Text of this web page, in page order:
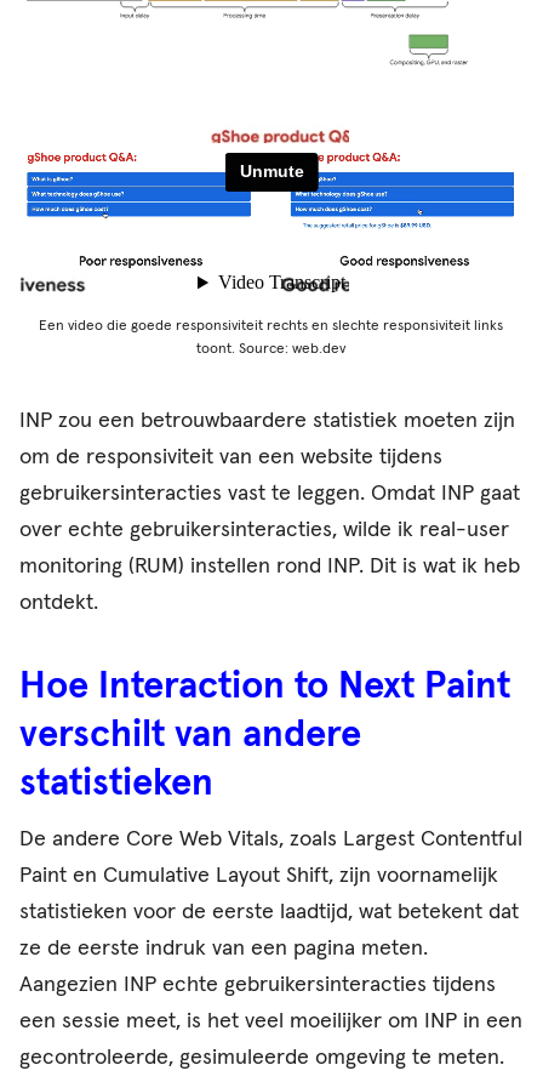
Een video die goede responsiviteit rechts en slechte responsiviteit links
toont. Source: web.dev
INP zou een betrouwbaardere statistiek moeten zijn
om de responsiviteit van een website tijdens
gebruikersinteracties vast te leggen. Omdat INP gaat
over echte gebruikersinteracties, wilde ik real-user
monitoring (RUM) instellen rond INP. Dit is wat ik heb
ontdekt.
Hoe Interaction to Next Paint
verschilt van andere
statistieken
De andere Core Web Vitals, zoals Largest Contentful
Paint en Cumulative Layout Shift, zijn voornamelijk
statistieken voor de eerste laadtijd, wat betekent dat
ze de eerste indruk van een pagina meten.
Aangezien INP echte gebruikersinteracties tijdens
een sessie meet, is het veel moeilijker om INP in een
gecontroleerde, gesimuleerde omgeving te meten.